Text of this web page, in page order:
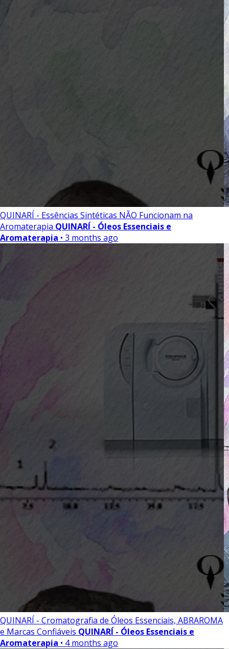
QUINARÍ - Essências Sintéticas NÃO Funcionam na
Aromaterapia QUINARÍ - Óleos Essenciais e
Aromaterapia • 3 months ago
QUINARÍ - Cromatografia de Óleos Essenciais, ABRAROMA
e Marcas Confiáveis QUINARÍ - Óleos Essenciais e
Aromaterapia • 4 months ago